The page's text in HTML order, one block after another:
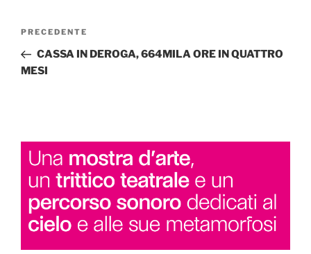
Navigazione
Articolo
precedente:
PRECEDENTE
CASSA IN DEROGA, 664MILA ORE IN QUATTRO
MESI